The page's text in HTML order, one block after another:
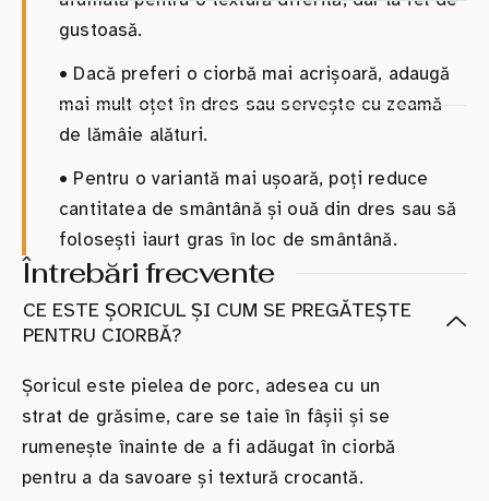
gustoasă.
• Dacă preferi o ciorbă mai acrișoară, adaugă
mai mult oțet în dres sau servește cu zeamă
de lămâie alături.
• Pentru o variantă mai ușoară, poți reduce
cantitatea de smântână și ouă din dres sau să
folosești iaurt gras în loc de smântână.
Întrebări frecvente
CE ESTE ȘORICUL ȘI CUM SE PREGĂTEȘTE
PENTRU CIORBĂ?
Șoricul este pielea de porc, adesea cu un
strat de grăsime, care se taie în fâșii și se
rumenește înainte de a fi adăugat în ciorbă
pentru a da savoare și textură crocantă.